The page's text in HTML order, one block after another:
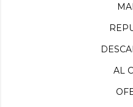
AL